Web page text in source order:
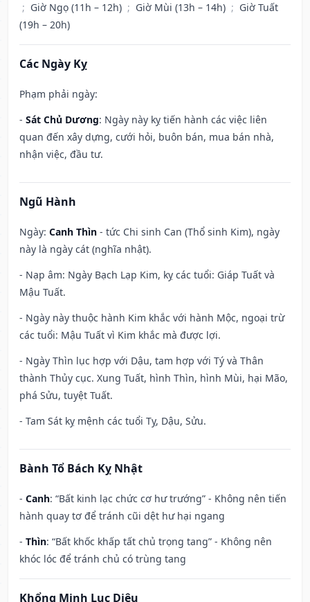
; Giờ Ngọ (11h – 12h) ; Giờ Mùi (13h – 14h) ; Giờ Tuất
(19h – 20h)
Các Ngày Kỵ
Phạm phải ngày:
- Sát Chủ Dương: Ngày này kỵ tiến hành các việc liên
quan đến xây dựng, cưới hỏi, buôn bán, mua bán nhà,
nhận việc, đầu tư.
Ngũ Hành
Ngày: Canh Thìn - tức Chi sinh Can (Thổ sinh Kim), ngày
này là ngày cát (nghĩa nhật).
- Nạp âm: Ngày Bạch Lạp Kim, kỵ các tuổi: Giáp Tuất và
Mậu Tuất.
- Ngày này thuộc hành Kim khắc với hành Mộc, ngoại trừ
các tuổi: Mậu Tuất vì Kim khắc mà được lợi.
- Ngày Thìn lục hợp với Dậu, tam hợp với Tý và Thân
thành Thủy cục. Xung Tuất, hình Thìn, hình Mùi, hại Mão,
phá Sửu, tuyệt Tuất.
- Tam Sát kỵ mệnh các tuổi Tỵ, Dậu, Sửu.
Bành Tổ Bách Kỵ Nhật
- Canh: “Bất kinh lạc chức cơ hư trướng” - Không nên tiến
hành quay tơ để tránh cũi dệt hư hại ngang
- Thìn: “Bất khốc khấp tất chủ trọng tang” - Không nên
khóc lóc để tránh chủ có trùng tang
Khổng Minh Lục Diệu